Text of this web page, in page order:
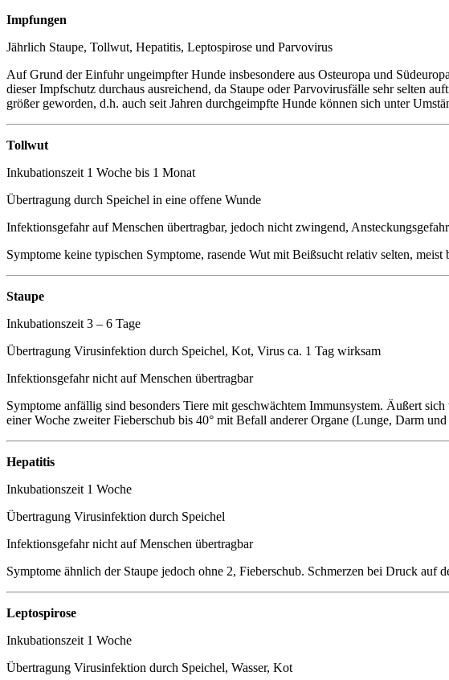
Impfungen
Jährlich Staupe, Tollwut, Hepatitis, Leptospirose und Parvovirus
Auf Grund der Einfuhr ungeimpfter Hunde insbesondere aus Osteuropa und
dieser Impfschutz durchaus ausreichend, da Staupe oder Parvovirusfälle sehr selten
größer geworden, d.h. auch seit Jahren durchgeimpfte Hunde können sich unter
Tollwut
Inkubationszeit 1 Woche bis 1 Monat
Übertragung durch Speichel in eine offene Wunde
Infektionsgefahr auf Menschen übertragbar, jedoch nicht zwingend,
Symptome keine typischen Symptome, rasende Wut mit Beißsucht relativ selten,
Staupe
Inkubationszeit 3 – 6 Tage
Übertragung Virusinfektion durch Speichel, Kot, Virus ca. 1 Tag wirksam
Infektionsgefahr nicht auf Menschen übertragbar
Symptome anfällig sind besonders Tiere mit geschwächtem Immunsystem. Äußert
einer Woche zweiter Fieberschub bis 40° mit Befall anderer Organe (Lunge, Darm
Hepatitis
Inkubationszeit 1 Woche
Übertragung Virusinfektion durch Speichel
Infektionsgefahr nicht auf Menschen übertragbar
Symptome ähnlich der Staupe jedoch ohne 2, Fieberschub. Schmerzen bei Druck
Leptospirose
Inkubationszeit 1 Woche
Übertragung Virusinfektion durch Speichel, Wasser, Kot